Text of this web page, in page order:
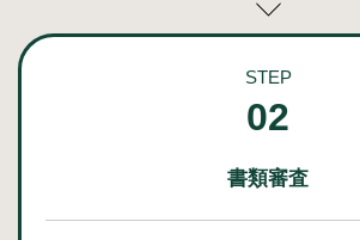
STEP
02
書類審査